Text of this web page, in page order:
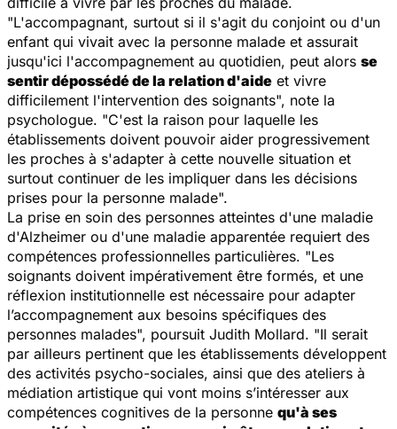
"L'accompagnant, surtout si il s'agit du conjoint ou d'un
enfant qui vivait avec la personne malade et assurait
jusqu'ici l'accompagnement au quotidien, peut alors se
sentir dépossédé de la relation d'aide et vivre
difficilement l'intervention des soignants", note la
psychologue. "C'est la raison pour laquelle les
établissements doivent pouvoir aider progressivement
les proches à s'adapter à cette nouvelle situation et
surtout continuer de les impliquer dans les décisions
prises pour la personne malade".
La prise en soin des personnes atteintes d'une maladie
d'Alzheimer ou d'une maladie apparentée requiert des
compétences professionnelles particulières. "Les
soignants doivent impérativement être formés, et une
réflexion institutionnelle est nécessaire pour adapter
l’accompagnement aux besoins spécifiques des
personnes malades", poursuit Judith Mollard. "Il serait
par ailleurs pertinent que les établissements développent
des activités psycho-sociales, ainsi que des ateliers à
médiation artistique qui vont moins s’intéresser aux
compétences cognitives de la personne qu'à ses